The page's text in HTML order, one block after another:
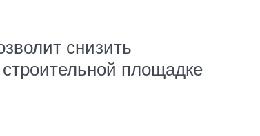
снизить
площадке